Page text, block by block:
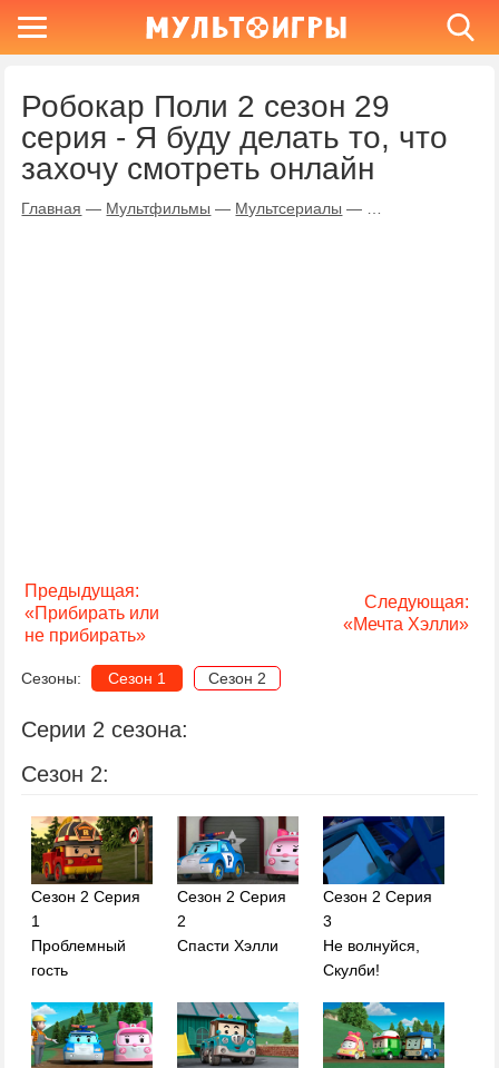
Робокар Поли 2 сезон 29
серия - Я буду делать то, что
захочу смотреть онлайн
Главная — Мультфильмы — Мультсериалы —
Предыдущая:
«Прибирать или
не прибирать»
Следующая:
«Мечта Хэлли»
Сезоны: Сезон 1 Сезон 2
Серии 2 сезона:
Сезон 2:
Сезон 2 Серия
1
Проблемный
гость
Сезон 2 Серия
2
Спасти Хэлли
Сезон 2 Серия
3
Не волнуйся,
Скулби!